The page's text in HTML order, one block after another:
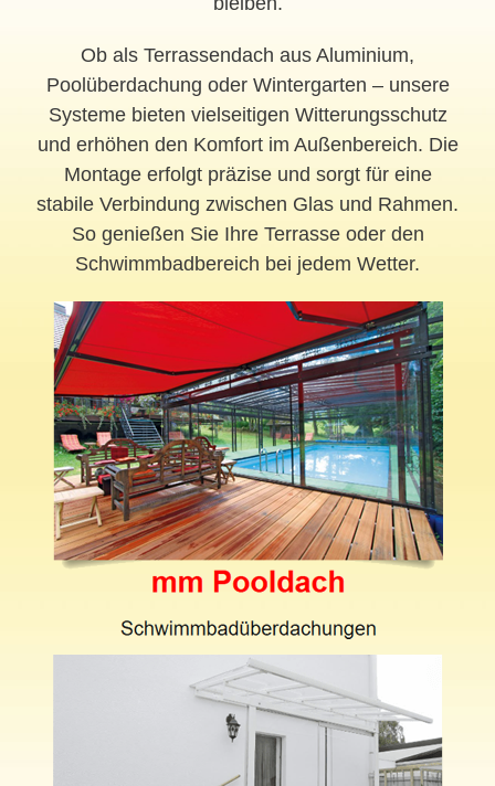
Ob als Terrassendach aus Aluminium,
Poolüberdachung oder Wintergarten – unsere
Systeme bieten vielseitigen Witterungsschutz
und erhöhen den Komfort im Außenbereich. Die
Montage erfolgt präzise und sorgt für eine
stabile Verbindung zwischen Glas und Rahmen.
So genießen Sie Ihre Terrasse oder den
Schwimmbadbereich bei jedem Wetter.